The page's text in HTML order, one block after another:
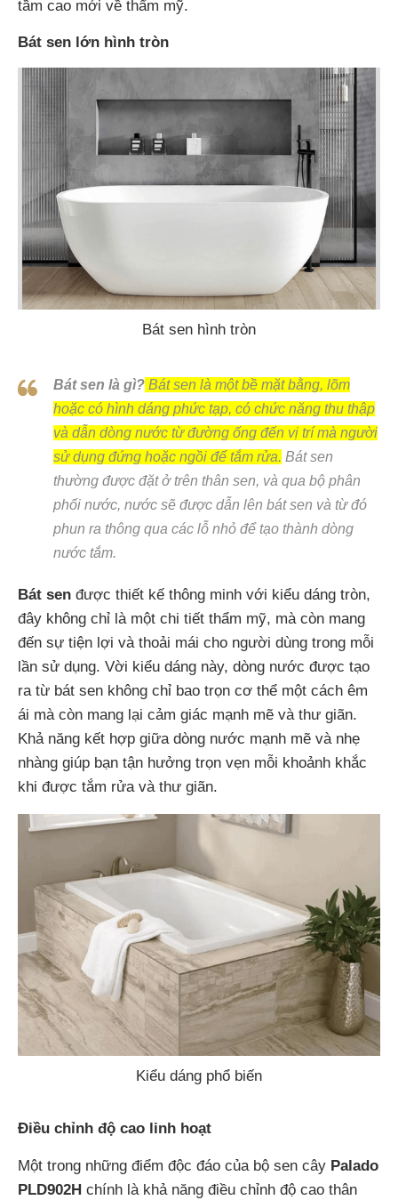
tầm cao mới về thẩm mỹ.
Bát sen lớn hình tròn
Bát sen hình tròn
Bát sen là gì? Bát sen là một bề mặt bằng, lõm
hoặc có hình dáng phức tạp, có chức năng thu thập
và dẫn dòng nước từ đường ống đến vị trí mà người
sử dụng đứng hoặc ngồi để tắm rửa. Bát sen
thường được đặt ở trên thân sen, và qua bộ phân
phối nước, nước sẽ được dẫn lên bát sen và từ đó
phun ra thông qua các lỗ nhỏ để tạo thành dòng
nước tắm.
Bát sen được thiết kế thông minh với kiểu dáng tròn,
đây không chỉ là một chi tiết thẩm mỹ, mà còn mang
đến sự tiện lợi và thoải mái cho người dùng trong mỗi
lần sử dụng. Vời kiểu dáng này, dòng nước được tạo
ra từ bát sen không chỉ bao trọn cơ thể một cách êm
ái mà còn mang lại cảm giác mạnh mẽ và thư giãn.
Khả năng kết hợp giữa dòng nước mạnh mẽ và nhẹ
nhàng giúp bạn tận hưởng trọn vẹn mỗi khoảnh khắc
khi được tắm rửa và thư giãn.
Kiểu dáng phổ biến
Điều chỉnh độ cao linh hoạt
Một trong những điểm độc đáo của bộ sen cây Palado
PLD902H chính là khả năng điều chỉnh độ cao thân